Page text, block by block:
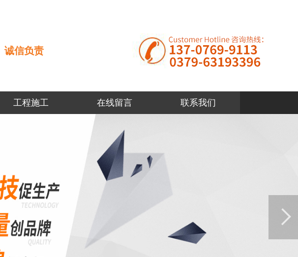
诚信负责
工程施工 在线留言 联系我们